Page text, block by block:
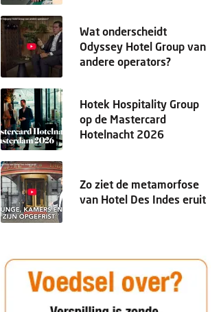
Wat onderscheidt
Odyssey Hotel Group van
andere operators?
Hotek Hospitality Group
op de Mastercard
Hotelnacht 2026
Zo ziet de metamorfose
van Hotel Des Indes eruit